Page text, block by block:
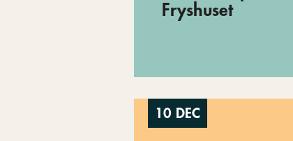
Fryshuset
10 DEC